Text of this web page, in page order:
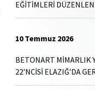
EĞİTİMLERİ
10 Temmuz 2026
BETONART MİMARLIK
22’NCİSİ ELAZIĞ’DA